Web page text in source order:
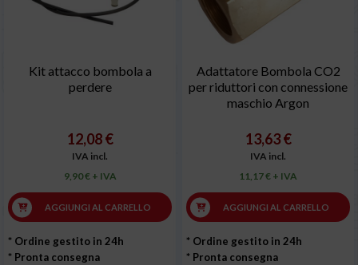
Kit attacco bombola a
perdere
12,08 €
IVA incl.
9,90 € + IVA
AGGIUNGI AL CARRELLO
* Ordine gestito in 24h
* Pronta consegna
Adattatore Bombola CO2
per riduttori con connessione
maschio Argon
13,63 €
IVA incl.
11,17 € + IVA
AGGIUNGI AL CARRELLO
* Ordine gestito in 24h
* Pronta consegna